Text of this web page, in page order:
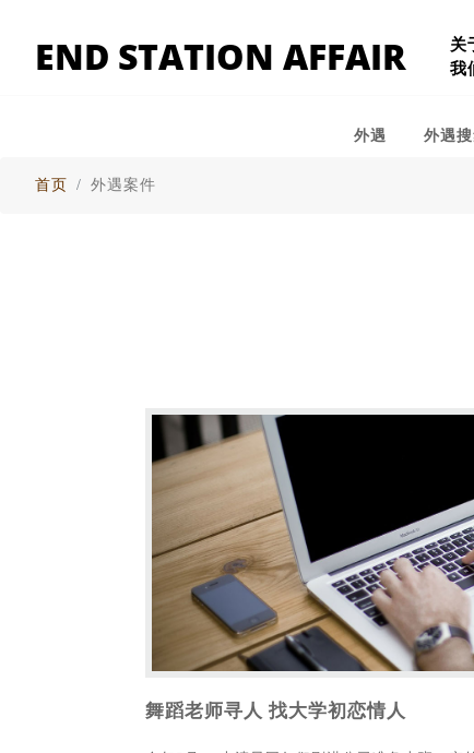
外遇 外遇
END STATION AFFAIR
关
我
首页 外遇案件
舞蹈老师寻人 找大学初恋情人